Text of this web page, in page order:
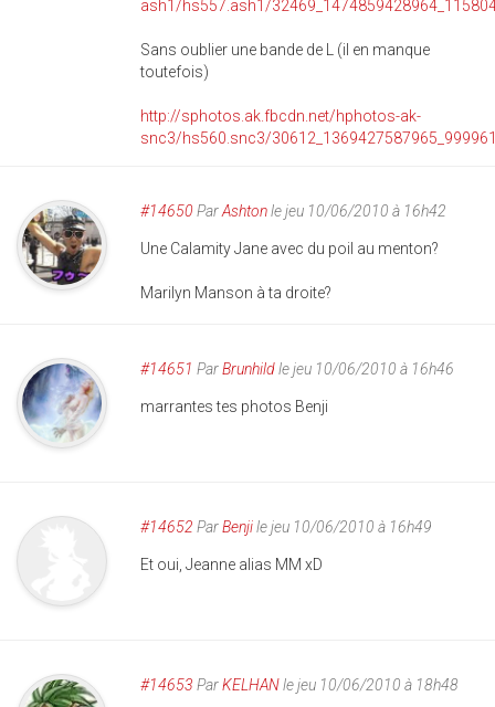
ash1/hs557.ash1/
Sans oublier une bande de L (il en manque
toutefois)
http://sphotos.ak.fbcdn.net/hphotos-ak-
snc3/hs560.snc3/
#14650 ParAshtonle jeu 10/06/2010 à 16h42
Une Calamity Jane avec du poil au menton?
Marilyn Manson à ta droite?
#14651 ParBrunhildle jeu 10/06/2010 à 16h46
marrantes tes photos Benji
#14652 ParBenjile jeu 10/06/2010 à 16h49
Et oui, Jeanne alias MM xD
#14653 ParKELHANle jeu 10/06/2010 à 18h48